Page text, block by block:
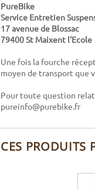
PureBike
Service Entretien
17 avenue de Blossac
79400 St Maixent l'Ecole
Une fois la fourche
moyen de transport que
Pour toute question
pureinfo@purebike.fr
CES PRODUITS